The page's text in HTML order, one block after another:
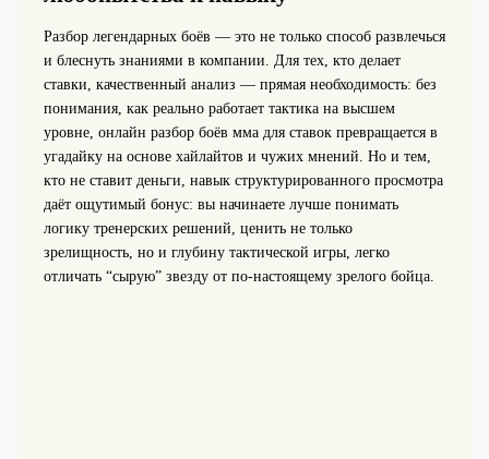
Разбор легендарных боёв — это не только способ развлечься
и блеснуть знаниями в компании. Для тех, кто делает
ставки, качественный анализ — прямая необходимость: без
понимания, как реально работает тактика на высшем
уровне, онлайн разбор боёв мма для ставок превращается в
угадайку на основе хайлайтов и чужих мнений. Но и тем,
кто не ставит деньги, навык структурированного просмотра
даёт ощутимый бонус: вы начинаете лучше понимать
логику тренерских решений, ценить не только
зрелищность, но и глубину тактической игры, легко
отличать “сырую” звезду от по-настоящему зрелого бойца.